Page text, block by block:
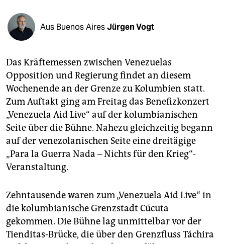
veranstaltungen
shop
unterstützen
abo
genossenschaft
epaper login
Aus Buenos AiresJürgen Vogt
Das Kräftemessen zwischen Venezuelas
Opposition und Regierung findet an diesem
Wochenende an der Grenze zu Kolumbien statt.
Zum Auftakt ging am Freitag das Benefizkonzert
„Venezuela Aid Live“ auf der kolumbianischen
Seite über die Bühne. Nahezu gleichzeitig begann
auf der venezolanischen Seite eine dreitägige
„Para la Guerra Nada – Nichts für den Krieg“-
Veranstaltung.
Zehntausende waren zum „Venezuela Aid Live“ in
die kolumbianische Grenzstadt Cúcuta
gekommen. Die Bühne lag unmittelbar vor der
Tienditas-Brücke, die über den Grenzfluss Táchira